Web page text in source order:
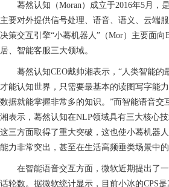
蓦然认知（Moran）成立于2016年5月
主要对外提供信号处理、语音、语义、云端
决策交互引擎“小蓦机器人”（Mor）主要面
居、智能客服三大领域。
蓦然认知CEO戴帅湘表示，“人类智能
才能认知世界，只需要最基本的读图写字能
数据就能掌握非常多的知识。”而智能语音
湘表示，蓦然认知在NLP领域具有三大核心
这三方面取得了重大突破，这也使小蓦机器
能力非常突出，甚至在生活高频垂类场景中
在智能语音交互方面，微软近期提出了
话轮数。据微软统计显示，目前小冰的CPS